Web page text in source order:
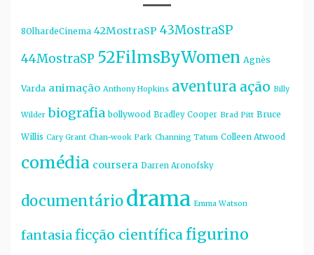
8OlhardeCinema 42MostraSP 43MostraSP
44MostraSP 52FilmsByWomen Agnès
Varda animação Anthony Hopkins aventura ação Billy
Wilder biografia bollywood Bradley Cooper Brad Pitt Bruce
Willis Cary Grant Chan-wook Park Channing Tatum Colleen Atwood
comédia coursera Darren Aronofsky
documentáriodrama Emma Watson
fantasiaficção científicafigurino